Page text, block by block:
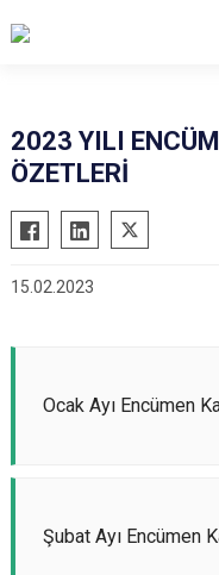
2023 YILI
ÖZETLERİ
15.02.2023
Ocak Ayı Encümen
Şubat Ayı Encümen